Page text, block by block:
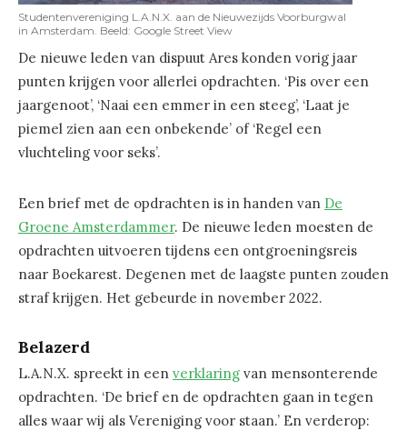
Studentenvereniging L.A.N.X. aan de Nieuwezijds Voorburgwal
in Amsterdam. Beeld: Google Street View
De nieuwe leden van dispuut Ares konden vorig jaar
punten krijgen voor allerlei opdrachten. ‘Pis over een
jaargenoot’, ‘Naai een emmer in een steeg’, ‘Laat je
piemel zien aan een onbekende’ of ‘Regel een
vluchteling voor seks’.
Een brief met de opdrachten is in handen van De
Groene Amsterdammer. De nieuwe leden moesten de
opdrachten uitvoeren tijdens een ontgroeningsreis
naar Boekarest. Degenen met de laagste punten zouden
straf krijgen. Het gebeurde in november 2022.
Belazerd
L.A.N.X. spreekt in een verklaring van mensonterende
opdrachten. ‘De brief en de opdrachten gaan in tegen
alles waar wij als Vereniging voor staan.’ En verderop: